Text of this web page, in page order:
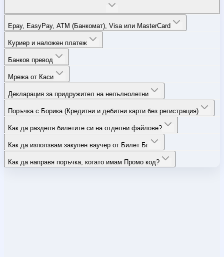
Epay, EasyPay, ATM (Банкомат), Visa или MasterCard
Куриер и наложен платеж
Банков превод
Мрежа от Каси
Декларация за придружител на непълнолетни
Поръчка с Борика (Кредитни и дебитни карти без регистрация)
Как да разделя билетите си на отделни файлове?
Как да използвам закупен ваучер от Билет Бг
Как да направя поръчка, когато имам Промо код?